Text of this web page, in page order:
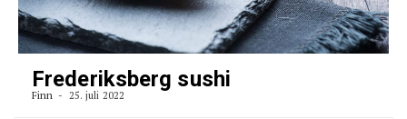
Frederiksberg sushi
Finn 25. juli 2022